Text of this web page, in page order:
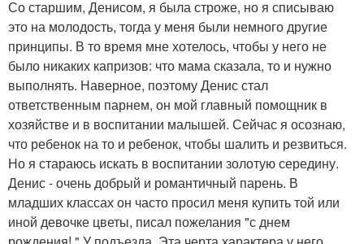
Со старшим, Денисом, я была строже, но я списываю
это на молодость, тогда у меня были немного другие
принципы. В то время мне хотелось, чтобы у него не
было никаких капризов: что мама сказала, то и нужно
выполнять. Наверное, поэтому Денис стал
ответственным парнем, он мой главный помощник в
хозяйстве и в воспитании малышей. Сейчас я осознаю,
что ребенок на то и ребенок, чтобы шалить и резвиться.
Но я стараюсь искать в воспитании золотую середину.
Денис - очень добрый и романтичный парень. В
младших классах он часто просил меня купить той или
иной девочке цветы, писал пожелания "с днем